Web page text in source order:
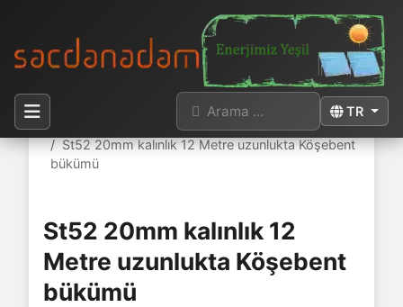
Dilinizi seçin
TR
Arama
Buradasınız:
St52 20mm kalınlık 12 Metre uzunlukta Köşebent
bükümü
St52 20mm kalınlık 12
Metre uzunlukta Köşebent
bükümü